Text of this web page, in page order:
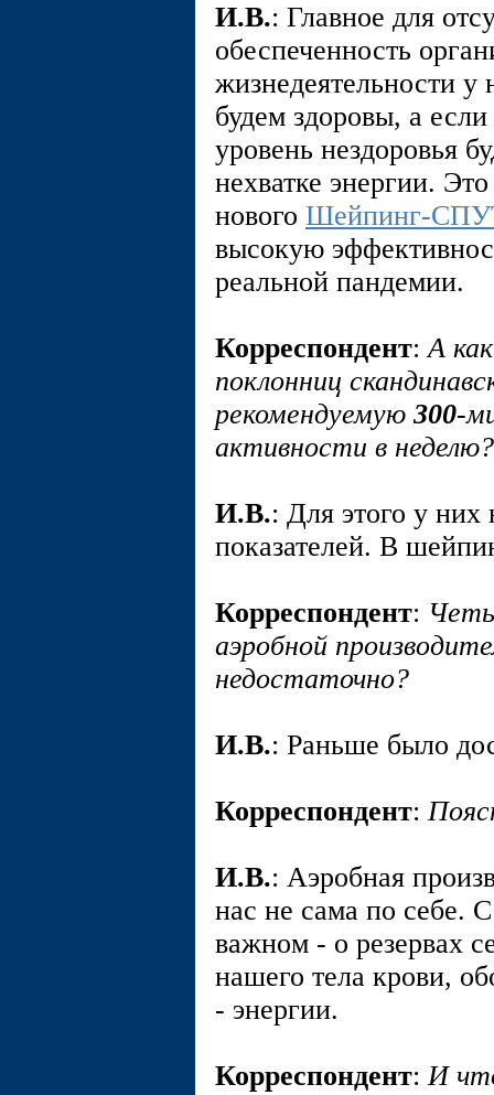
И.В.: Главное для
обеспеченность
жизнедеятельности у
будем здоровы, а
уровень нездоровья
нехватке энергии.
нового Шейпинг-
высокую
реальной пандемии.
Корреспондент:А
поклонниц
рекомендуемую 300-
активности в неделю?
И.В.: Для этого у них
показателей. В
Корреспондент:
аэробной
недостаточно?
И.В.: Раньше было
Корреспондент:
И.В.: Аэробная
нас не сама по себе.
важном - о резервах
нашего тела крови,
- энергии.
Корреспондент:И